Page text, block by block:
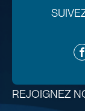
REJOIGNEZ